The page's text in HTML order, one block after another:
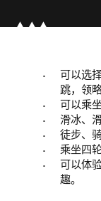
可以选
跳，领
可以乘
滑冰、
徒步、
乘坐四
可以体
趣。